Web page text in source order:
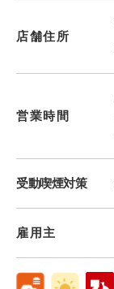
店舗住所
営業時間
受動喫煙対策
雇用主